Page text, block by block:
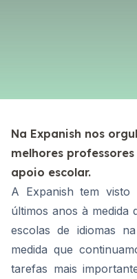
Na Expanish nos
melhores
apoio escolar.
A Expanish tem visto
últimos anos à medida
escolas de idiomas
medida que
tarefas mais